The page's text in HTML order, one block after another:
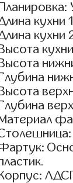
кухни
кухни